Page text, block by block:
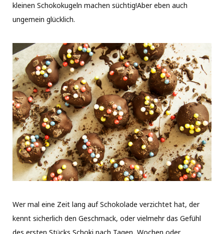
kleinen Schokokugeln machen süchtig!Aber eben auch
ungemein glücklich.
Wer mal eine Zeit lang auf Schokolade verzichtet hat, der
kennt sicherlich den Geschmack, oder vielmehr das Gefühl